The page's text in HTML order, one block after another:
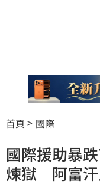
首頁 國際
國際援助暴
煉獄 阿富汗